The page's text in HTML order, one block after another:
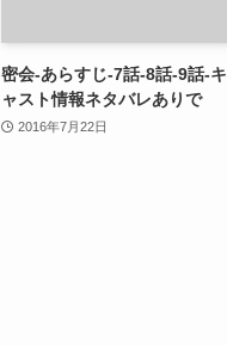
密会-あらすじ-7話-8話-9話-キ
ャスト情報ネタバレありで
2016年7月22日